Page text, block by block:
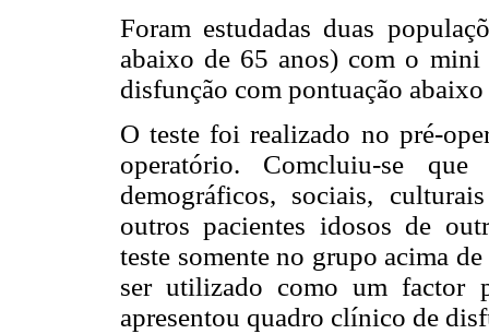
Foram estudadas duas
abaixo de 65 anos) com o mini
disfunção com pontuação
O teste foi realizado no pré-
operatório. Comcluiu-se que
demográficos, sociais,
outros pacientes idosos de
teste somente no grupo acima
ser utilizado como um factor
apresentou quadro clínico de